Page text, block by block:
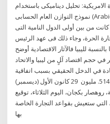
تحليل ديناميكى باستخدام
نموذج التوازن العام الحسابى (Arabic Edition) [شاكر, فيكتور, نصار, 15
أن مصر كانت من بين أولى الدول النامية التى
الحرة، وجاء ذلك فى عهد الرئيس
ﻟﻠﻴﺒﻴﺎ ﻓﺎﻵﺛﺎر اﻻﻗﺘﺼﺎدﻳﺔ أوﺿﺢ
ﻓﻲ ﺣﺠﻢ اﻗﺘﺼﺎد آﻞٍ ﻣﻦ ﻟﻴﺒﻴﺎ واﻻﺗﺤﺎد
ﻓﻲ اﻟﺪﺧﻞ اﻟﺤﻘﻴﻘﻲ ﺑﺴﺒﺐ اﺗﻔﺎﻗﻴﺔ
ﺗﺠﺎرة ﺣﺮة ﺑﻨﺴﺒﺔ ﺗﺼﻞ إﻟﻰ. % 6. أو. 514. ﻣﻠﻴﻮن 29 كانون الأول (ديسمبر)
روهصار بكجان، اليوم الثلاثاء، توقيع
التي ستعيش بقواعد التجارة الخاصة